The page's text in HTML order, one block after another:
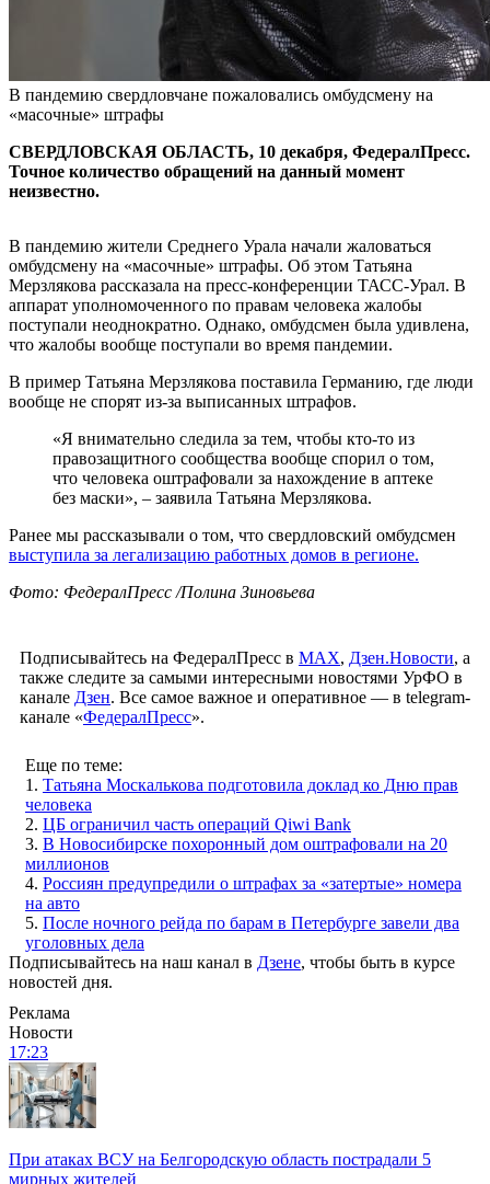
В пандемию свердловчане пожаловались омбудсмену на
«масочные» штрафы
СВЕРДЛОВСКАЯ ОБЛАСТЬ, 10 декабря, ФедералПресс.
Точное количество обращений на данный момент
неизвестно.
В пандемию жители Среднего Урала начали жаловаться
омбудсмену на «масочные» штрафы. Об этом Татьяна
Мерзлякова рассказала на пресс-конференции ТАСС-Урал. В
аппарат уполномоченного по правам человека жалобы
поступали неоднократно. Однако, омбудсмен была удивлена,
что жалобы вообще поступали во время пандемии.
В пример Татьяна Мерзлякова поставила Германию, где люди
вообще не спорят из-за выписанных штрафов.
«Я внимательно следила за тем, чтобы кто-то из
правозащитного сообщества вообще спорил о том,
что человека оштрафовали за нахождение в аптеке
без маски», – заявила Татьяна Мерзлякова.
Ранее мы рассказывали о том, что свердловский омбудсмен
выступила за легализацию работных домов в регионе.
Фото: ФедералПресс /Полина Зиновьева
Подписывайтесь на ФедералПресс в МАХ, Дзен.Новости, а
также следите за самыми интересными новостями УрФО в
канале Дзен. Все самое важное и оперативное — в telegram-
канале «ФедералПресс».
Еще по теме:
1. Татьяна Москалькова подготовила доклад ко Дню прав
человека
2. ЦБ ограничил часть операций Qiwi Bank
3. В Новосибирске похоронный дом оштрафовали на 20
миллионов
4. Россиян предупредили о штрафах за «затертые» номера
на авто
5. После ночного рейда по барам в Петербурге завели два
уголовных дела
Подписывайтесь на наш канал в Дзене, чтобы быть в курсе
новостей дня.
Реклама
Новости
17:23
При атаках ВСУ на Белгородскую область пострадали 5
мирных жителей